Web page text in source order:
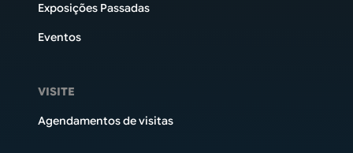
Exposições Passadas
Eventos
VISITE
Agendamentos de visitas